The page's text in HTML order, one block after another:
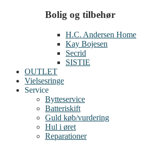
Bolig og tilbehør
H.C. Andersen Home
Kay Bojesen
Secrid
SISTIE
OUTLET
Vielsesringe
Service
Bytteservice
Batteriskift
Guld køb/vurdering
Hul i øret
Reparationer